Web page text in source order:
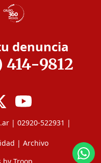
denuncia
414-9812
| 02920-522931 |
| Archivo